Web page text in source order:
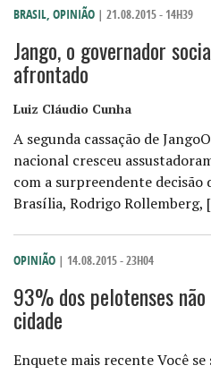
BRASIL, OPINIÃO | 21.08.2015 - 14H39
Jango, o governador
afrontado
Luiz Cláudio Cunha
A segunda cassação de
nacional cresceu
com a surpreendente
Brasília, Rodrigo Rollemberg,
OPINIÃO | 14.08.2015 - 23H04
93% dos pelotenses
cidade
Enquete mais recente Você